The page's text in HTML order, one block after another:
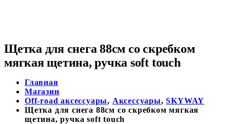
Щетка для снега 88см cо скребком
мягкая щетина, ручка soft touch
Главная
Магазин
Off-road аксессуары, Аксессуары,SKYWAY
Щетка для снега 88см cо скребком мягкая
щетина, ручка soft touch